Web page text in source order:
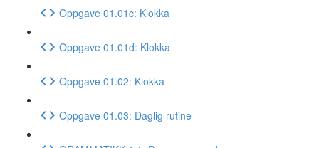
Oppgave 01.01c: Klokka
Oppgave 01.01d: Klokka
Oppgave 01.02: Klokka
Oppgave 01.03: Daglig rutine